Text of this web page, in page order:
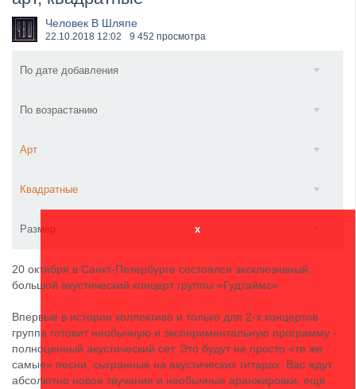
​Anthrax выпустили новый сингл и клип «Everybod...
Человек В Шляпе
22.10.2018 12:02 9 452 просмотра
По дате добавления
По возрастанию
Арт
Квадратные
Размер x
20 октября в Санкт-Петербурге состоялся эксклюзивный,
большой акустический концерт группы «Гудтаймс».
Впервые в истории коллектива и только для 2-х концертов
группа готовит необычную и экспериментальную программу -
полноценный акустический сет. Это будут не просто «те же
самые» песни, сыгранные на акустических гитарах. Вас ждут
абсолютно новое звучание и необычные аранжировки, ещё